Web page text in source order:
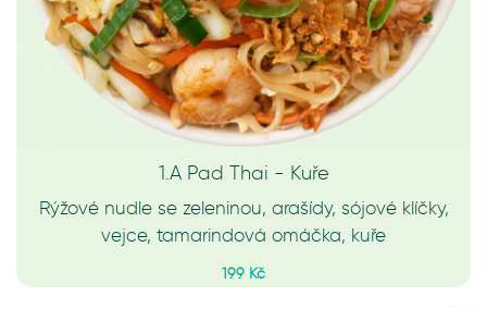
1.A Pad Thai - Kuře
Rýžové nudle se zeleninou, arašídy, sójové klíčky,
vejce, tamarindová omáčka, kuře
199 Kč